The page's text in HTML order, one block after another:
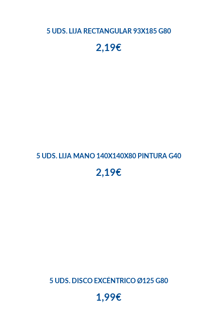
5 UDS. LIJA RECTANGULAR 93X185 G80
2,19€
5 UDS. LIJA MANO 140X140X80 PINTURA G40
2,19€
5 UDS. DISCO EXCÉNTRICO Ø125 G80
1,99€